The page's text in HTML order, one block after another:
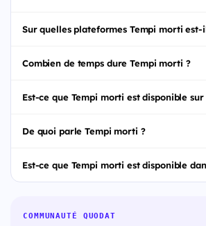
Sur quelles plateformes Tempi morti est-
Combien de temps dure Tempi morti ?
Est-ce que Tempi morti est disponible
De quoi parle Tempi morti ?
Est-ce que Tempi morti est disponible
COMMUNAUTÉ QUODAT